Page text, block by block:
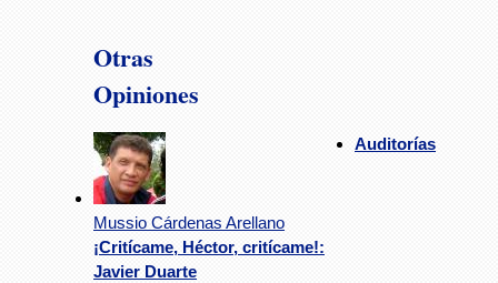
Otras
Opiniones
Mussio Cárdenas Arellano
¡Critícame, Héctor, critícame!:
Javier Duarte
Auditorías